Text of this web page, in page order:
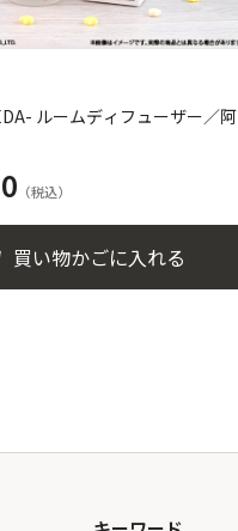
ルームディフューザー／阿
買い物かごに入れる